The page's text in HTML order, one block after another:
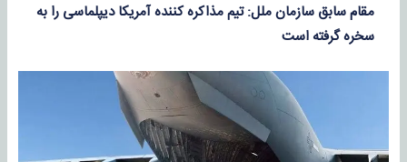
مقام سابق سازمان ملل: تیم مذاکره کننده آمریکا دیپلماسی را به
سخره گرفته است